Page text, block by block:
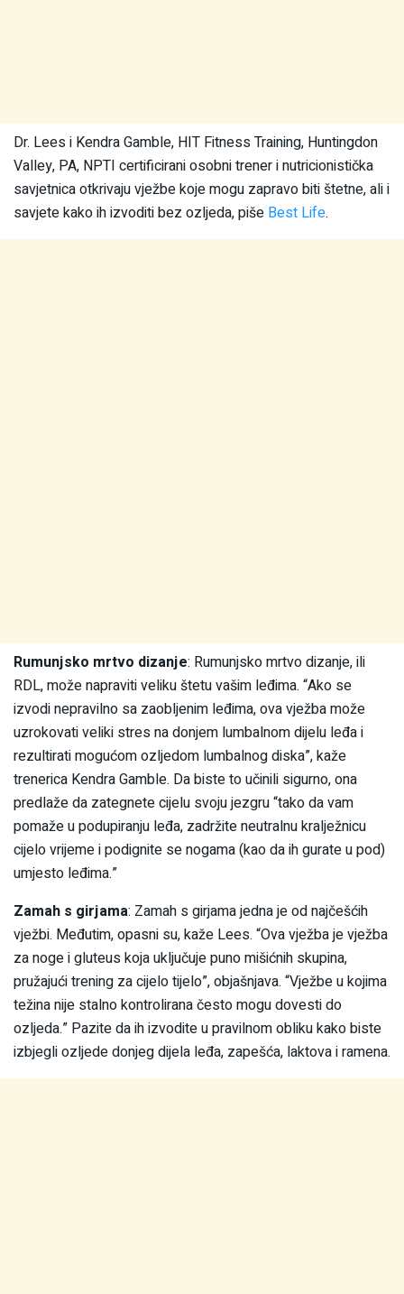
Dr. Lees i Kendra Gamble, HIT Fitness Training, Huntingdon
Valley, PA, NPTI certificirani osobni trener i nutricionistička
savjetnica otkrivaju vježbe koje mogu zapravo biti štetne, ali i
savjete kako ih izvoditi bez ozljeda, piše Best Life.
Rumunjsko mrtvo dizanje: Rumunjsko mrtvo dizanje, ili
RDL, može napraviti veliku štetu vašim leđima. “Ako se
izvodi nepravilno sa zaobljenim leđima, ova vježba može
uzrokovati veliki stres na donjem lumbalnom dijelu leđa i
rezultirati mogućom ozljedom lumbalnog diska”, kaže
trenerica Kendra Gamble. Da biste to učinili sigurno, ona
predlaže da zategnete cijelu svoju jezgru “tako da vam
pomaže u podupiranju leđa, zadržite neutralnu kralježnicu
cijelo vrijeme i podignite se nogama (kao da ih gurate u pod)
umjesto leđima.”
Zamah s girjama: Zamah s girjama jedna je od najčešćih
vježbi. Međutim, opasni su, kaže Lees. “Ova vježba je vježba
za noge i gluteus koja uključuje puno mišićnih skupina,
pružajući trening za cijelo tijelo”, objašnjava. “Vježbe u kojima
težina nije stalno kontrolirana često mogu dovesti do
ozljeda.” Pazite da ih izvodite u pravilnom obliku kako biste
izbjegli ozljede donjeg dijela leđa, zapešća, laktova i ramena.